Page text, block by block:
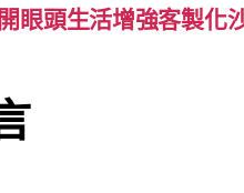
眼頭生活增強客製化